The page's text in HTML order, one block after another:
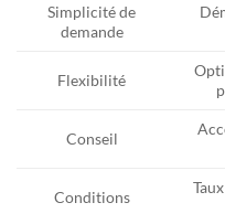
Simplicité de
demande
Flexibilité
Conseil
Conditions